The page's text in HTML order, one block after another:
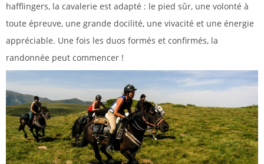
hafflingers, la cavalerie est adapté : le pied sûr, une volonté à
toute épreuve, une grande docilité, une vivacité et une énergie
appréciable. Une fois les duos formés et confirmés, la
randonnée peut commencer !